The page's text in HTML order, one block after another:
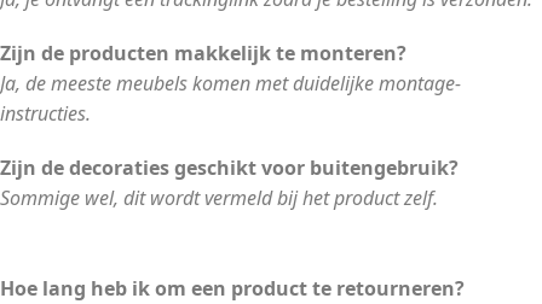
Zijn de producten makkelijk te monteren?
Ja, de meeste meubels komen met duidelijke montage-
instructies.
Zijn de decoraties geschikt voor buitengebruik?
Sommige wel, dit wordt vermeld bij het product zelf.
Hoe lang heb ik om een product te retourneren?